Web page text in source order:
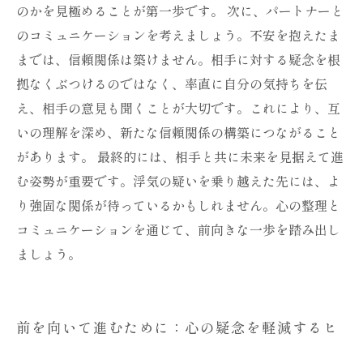
のかを見極めることが第一歩です。 次に、パートナーと
のコミュニケーションを考えましょう。不安を抱えたま
までは、信頼関係は築けません。相手に対する疑念を根
拠なくぶつけるのではなく、率直に自分の気持ちを伝
え、相手の意見も聞くことが大切です。これにより、互
いの理解を深め、新たな信頼関係の構築につながること
があります。 最終的には、相手と共に未来を見据えて進
む姿勢が重要です。浮気の疑いを乗り越えた先には、よ
り強固な関係が待っているかもしれません。心の整理と
コミュニケーションを通じて、前向きな一歩を踏み出し
ましょう。
前を向いて進むために：心の疑念を軽減するヒ